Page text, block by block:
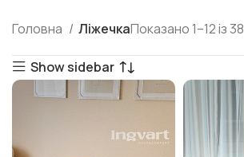
Головна ЛіжечкаПоказано 1–12 із 38
Show sidebar